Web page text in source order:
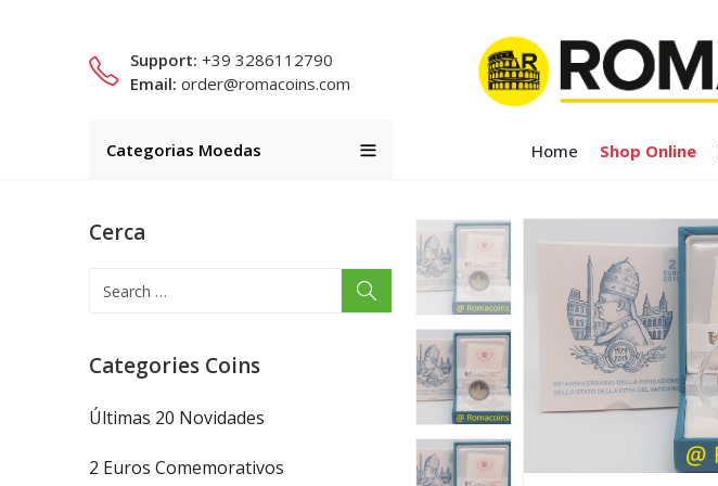
Support: +39 3286112790
Email: order@romacoins.com
Categorias Moedas Home Shop Online
Cerca
Categories Coins
Últimas 20 Novidades
2 Euros Comemorativos